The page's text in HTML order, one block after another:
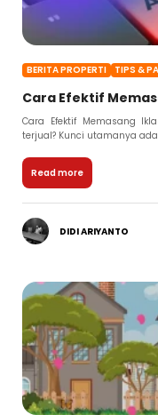
BERITA PROPERTI TIPS &
Cara Efektif
Cara Efektif Memasang
terjual? Kunci utamanya
Read more
DIDI ARIYANTO